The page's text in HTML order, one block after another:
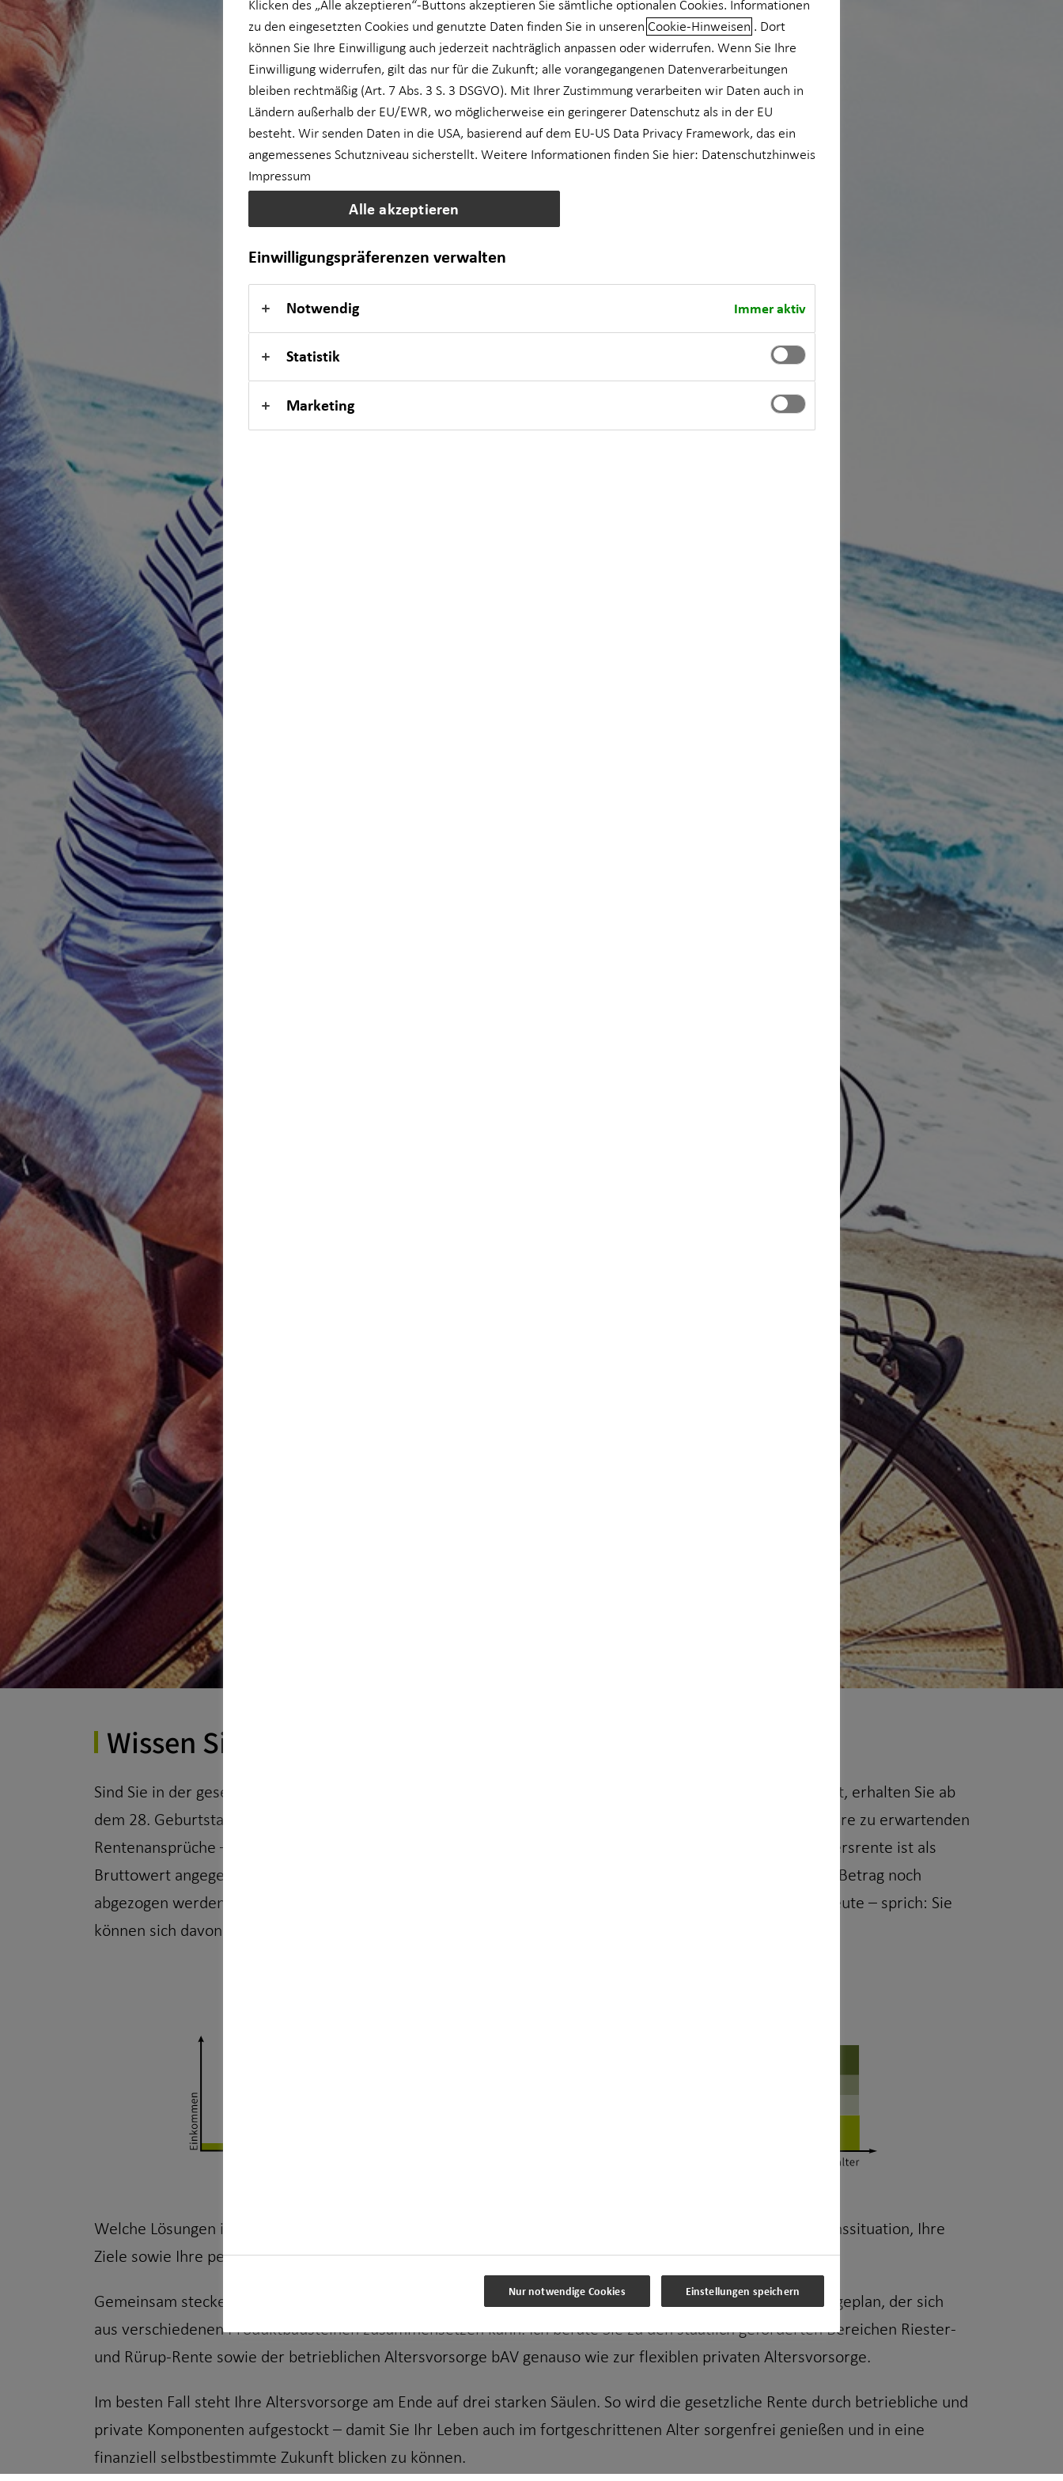
Private Krankenvorsorge
Baufinanzierung
Kapitalanlage Immobilien
Videoberatung
Wissen Sie, wie hoch Ihre Rente sein wird?
Sind Sie in der gesetzlichen Rentenversicherung versichert und haben bereits mehr als fünf Jahre gearbeitet, erhalten Sie ab
dem 28. Geburtstag Ihre jährliche Renteninformation von der Deutschen Rentenversicherung. Diese zeigt Ihre zu erwartenden
Rentenansprüche – doch aufgepasst, es gibt beim Lesen ein paar Dinge zu beachten: Die zu erwartende Altersrente ist als
Bruttowert angegeben. Kranken- und Pflegeversicherungsbeiträge sowie ggfs. Steuern müssen von diesem Betrag noch
abgezogen werden. Gleichzeitig wird das Geld inflationsbedingt zum Renteneintritt weniger wert sein als heute – sprich: Sie
können sich davon weniger kaufen.
Welche Lösungen im Bereich der Altersvorsorge für Sie passend sind, kommt ganz individuell auf Ihre Lebenssituation, Ihre
Ziele sowie Ihre persönlichen Präferenzen an.
Gemeinsam stecken wir Ihre persönlichen Ziele fest und entwickeln daraus den zu Ihnen passenden Vorsorgeplan, der sich
aus verschiedenen Produktbausteinen zusammensetzen kann. Ich berate Sie zu den staatlich geförderten Bereichen Riester-
und Rürup-Rente sowie der betrieblichen Altersvorsorge bAV genauso wie zur flexiblen privaten Altersvorsorge.
Im besten Fall steht Ihre Altersvorsorge am Ende auf drei starken Säulen. So wird die gesetzliche Rente durch betriebliche und
private Komponenten aufgestockt – damit Sie Ihr Leben auch im fortgeschrittenen Alter sorgenfrei genießen und in eine
finanziell selbstbestimmte Zukunft blicken zu können.
Klicken des „Alle akzeptieren“-Buttons akzeptieren Sie sämtliche optionalen Cookies. Informationen
zu den eingesetzten Cookies und genutzte Daten finden Sie in unseren Cookie-Hinweisen . Dort
können Sie Ihre Einwilligung auch jederzeit nachträglich anpassen oder widerrufen. Wenn Sie Ihre
Einwilligung widerrufen, gilt das nur für die Zukunft; alle vorangegangenen Datenverarbeitungen
bleiben rechtmäßig (Art. 7 Abs. 3 S. 3 DSGVO). Mit Ihrer Zustimmung verarbeiten wir Daten auch in
Ländern außerhalb der EU/EWR, wo möglicherweise ein geringerer Datenschutz als in der EU
besteht. Wir senden Daten in die USA, basierend auf dem EU-US Data Privacy Framework, das ein
angemessenes Schutzniveau sicherstellt. Weitere Informationen finden Sie hier: Datenschutzhinweis
Impressum
Alle akzeptieren
Einwilligungspräferenzen verwalten
Notwendig Immer aktiv
Statistik
Marketing
Nur notwendige Cookies Einstellungen speichern